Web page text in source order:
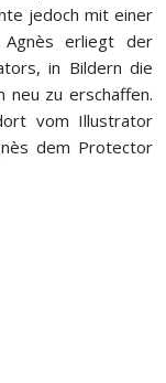
jedoch mit einer
erliegt der
in Bildern die
neu zu erschaffen.
vom Illustrator
dem Protector